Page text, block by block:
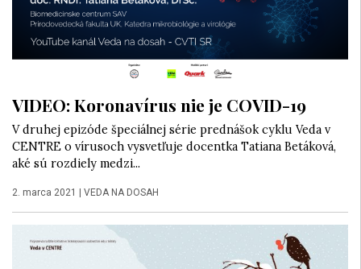
VIDEO: Koronavírus nie je COVID-19
V druhej epizóde špeciálnej série prednášok cyklu Veda v
CENTRE o vírusoch vysvetľuje docentka Tatiana Betáková,
aké sú rozdiely medzi...
2. marca 2021 | VEDA NA DOSAH